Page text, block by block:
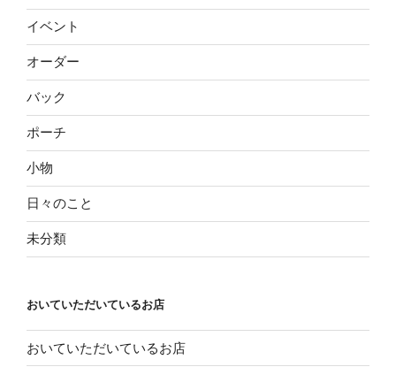
イベント
オーダー
バック
ポーチ
小物
日々のこと
未分類
おいていただいているお店
おいていただいているお店